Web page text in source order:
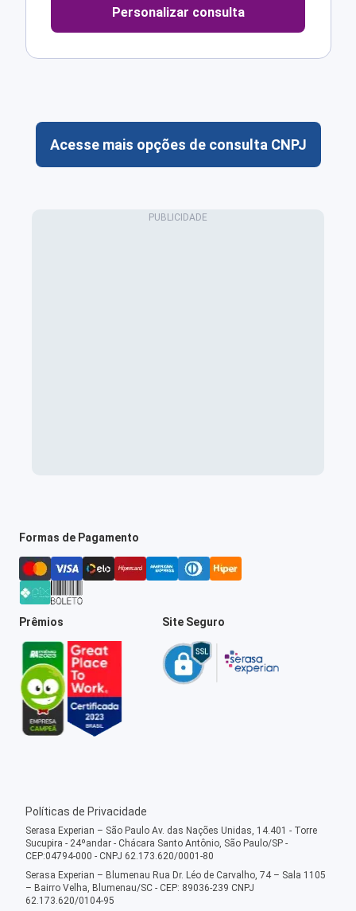
Personalizar consulta
Acesse mais opções de consulta CNPJ
Formas de Pagamento
Prêmios Site Seguro
Políticas de Privacidade
Serasa Experian – São Paulo Av. das Nações Unidas, 14.401 - Torre
Sucupira - 24ºandar - Chácara Santo Antônio, São Paulo/SP -
CEP:04794-000 - CNPJ 62.173.620/0001-80
Serasa Experian – Blumenau Rua Dr. Léo de Carvalho, 74 – Sala 1105
– Bairro Velha, Blumenau/SC - CEP: 89036-239 CNPJ
62.173.620/0104-95